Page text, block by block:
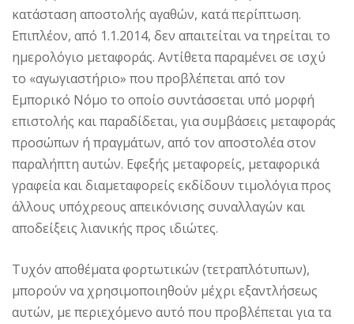
κατάσταση αποστολής αγαθών, κατά περίπτωση.
Επιπλέον, από 1.1.2014, δεν απαιτείται να τηρείται το
ημερολόγιο μεταφοράς. Αντίθετα παραμένει σε ισχύ
το «αγωγιαστήριο» που προβλέπεται από τον
Εμπορικό Νόμο το οποίο συντάσσεται υπό μορφή
επιστολής και παραδίδεται, για συμβάσεις μεταφοράς
προσώπων ή πραγμάτων, από τον αποστολέα στον
παραλήπτη αυτών. Εφεξής μεταφορείς, μεταφορικά
γραφεία και διαμεταφορείς εκδίδουν τιμολόγια προς
άλλους υπόχρεους απεικόνισης συναλλαγών και
αποδείξεις λιανικής προς ιδιώτες.
Τυχόν αποθέματα φορτωτικών (τετραπλότυπων),
μπορούν να χρησιμοποιηθούν μέχρι εξαντλήσεως
αυτών, με περιεχόμενο αυτό που προβλέπεται για τα